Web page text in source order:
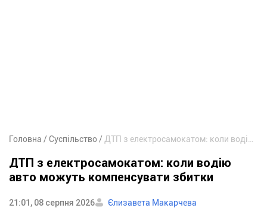
Головна Суспільство
ДТП з електросамокатом: коли водію
авто можуть компенсувати збитки
21:01, 08 серпня 2026
Єлизавета Макарчева